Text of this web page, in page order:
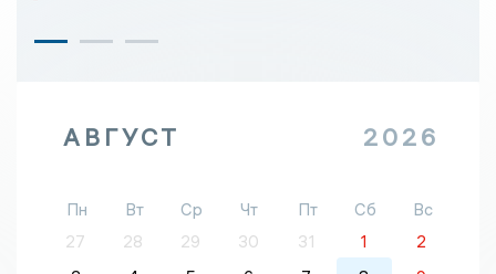
АВГУСТ 2026
Пн Вт Ср Чт Пт Сб
Вс
27
28 29 30 31 1
2